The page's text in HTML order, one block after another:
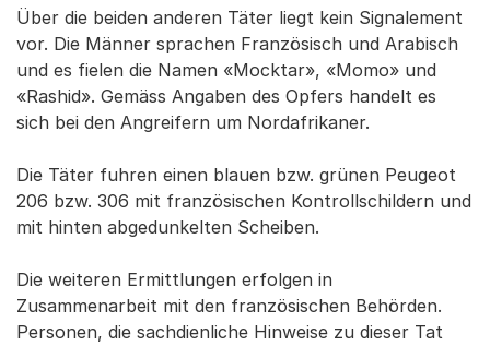
Über die beiden anderen Täter liegt kein Signalement
vor. Die Männer sprachen Französisch und Arabisch
und es fielen die Namen «Mocktar», «Momo» und
«Rashid». Gemäss Angaben des Opfers handelt es
sich bei den Angreifern um Nordafrikaner.
Die Täter fuhren einen blauen bzw. grünen Peugeot
206 bzw. 306 mit französischen Kontrollschildern und
mit hinten abgedunkelten Scheiben.
Die weiteren Ermittlungen erfolgen in
Zusammenarbeit mit den französischen Behörden.
Personen, die sachdienliche Hinweise zu dieser Tat